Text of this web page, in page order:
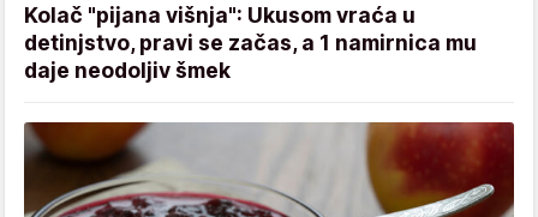
Kolač "pijana višnja": Ukusom vraća u
detinjstvo, pravi se začas, a 1 namirnica mu
daje neodoljiv šmek